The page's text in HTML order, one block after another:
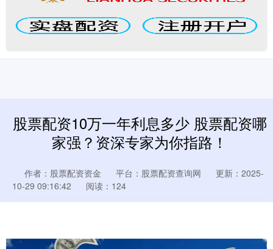
股票配资10万一年利息多少 股票配资哪
家强？资深专家为你指路！
作者：股票配资资金 平台：股票配资查询网
更新：2025-
10-29 09:16:42
阅读：124